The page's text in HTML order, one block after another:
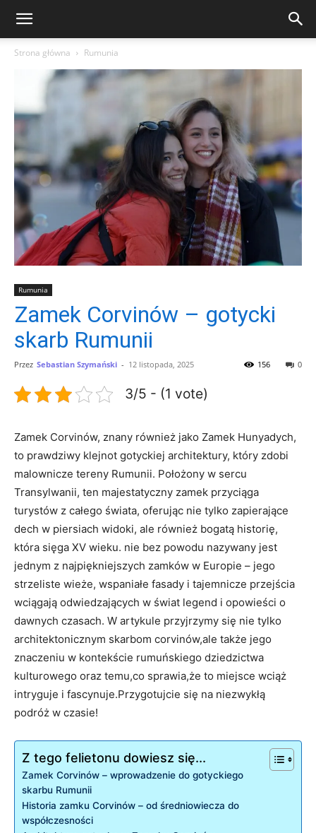
Strona główna Rumunia
Rumunia
Zamek Corvinów – gotycki
skarb Rumunii
Przez Sebastian Szymański - 12 listopada, 2025 0
156
3/5 - (1 vote)
Zamek Corvinów, znany również jako Zamek Hunyadych,
to prawdziwy klejnot gotyckiej architektury, który zdobi
malownicze tereny Rumunii. Położony w sercu
Transylwanii, ten majestatyczny zamek przyciąga
turystów z całego świata, oferując nie tylko zapierające
dech w piersiach widoki, ale również bogatą historię,
która sięga XV wieku. nie bez powodu nazywany jest
jednym z najpiękniejszych zamków w Europie – jego
strzeliste wieże, wspaniałe fasady i tajemnicze przejścia
wciągają odwiedzających w świat legend i opowieści o
dawnych czasach. W artykule przyjrzymy się nie tylko
architektonicznym skarbom corvinów,ale także jego
znaczeniu w kontekście rumuńskiego dziedzictwa
kulturowego oraz temu,co sprawia,że to miejsce wciąż
intryguje i fascynuje.Przygotujcie się na niezwykłą
podróż w czasie!
Z tego felietonu dowiesz się...
Zamek Corvinów – wprowadzenie do gotyckiego
skarbu Rumunii
Historia zamku Corvinów – od średniowiecza do
współczesności